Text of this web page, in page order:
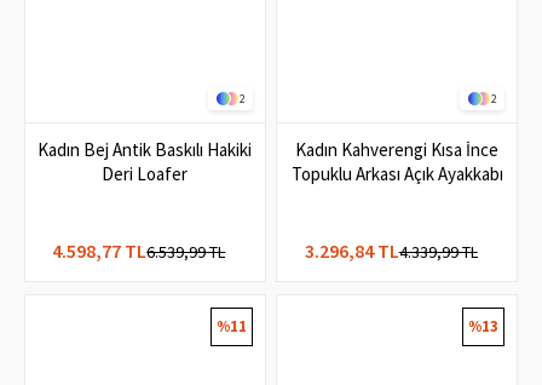
2
Kadın Bej Antik Baskılı Hakiki
Deri Loafer
4.598,77 TL6.539,99 TL
2
Kadın Kahverengi Kısa İnce
Topuklu Arkası Açık Ayakkabı
3.296,84 TL4.339,99 TL
%11 %13